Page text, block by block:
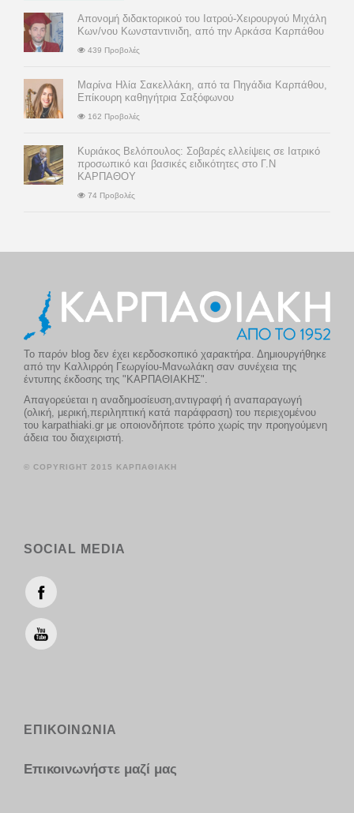
Απονομή διδακτορικού του Ιατρού-Χειρουργού Μιχάλη
Κων/νου Κωνσταντινιδη, από την Αρκάσα Καρπάθου
439 Προβολές
Μαρίνα Ηλία Σακελλάκη, από τα Πηγάδια Καρπάθου,
Επίκουρη καθηγήτρια Σαξόφωνου
162 Προβολές
Κυριάκος Βελόπουλος: Σοβαρές ελλείψεις σε Ιατρικό
προσωπικό και βασικές ειδικότητες στο Γ.Ν
ΚΑΡΠΑΘΟΥ
74 Προβολές
Το παρόν blog δεν έχει κερδοσκοπικό χαρακτήρα. Δημιουργήθηκε
από την Καλλιρρόη Γεωργίου-Μανωλάκη σαν συνέχεια της
έντυπης έκδοσης της "ΚΑΡΠΑΘΙΑΚΗΣ".
Απαγορεύεται η αναδημοσίευση,αντιγραφή ή αναπαραγωγή
(ολική, μερική,περιληπτική κατά παράφραση) του περιεχομένου
του karpathiaki.gr με οποιονδήποτε τρόπο χωρίς την προηγούμενη
άδεια του διαχειριστή.
© COPYRIGHT 2015 ΚΑΡΠΑΘΙΑΚΗ
SOCIAL MEDIA
ΕΠΙΚΟΙΝΩΝΙΑ
Επικοινωνήστε μαζί μας